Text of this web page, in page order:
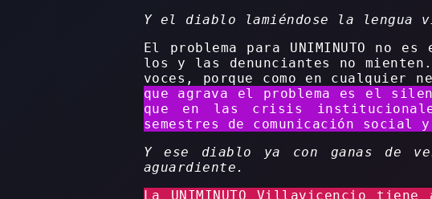
Y el diablo lamiéndose la lengua
El problema para UNIMINUTO no
los y las denunciantes no
voces, porque como en cualquier
que agrava el problema es el
que en las crisis
semestres de comunicación social
Y ese diablo ya con ganas de
aguardiente.
La UNIMINUTO Villavicencio